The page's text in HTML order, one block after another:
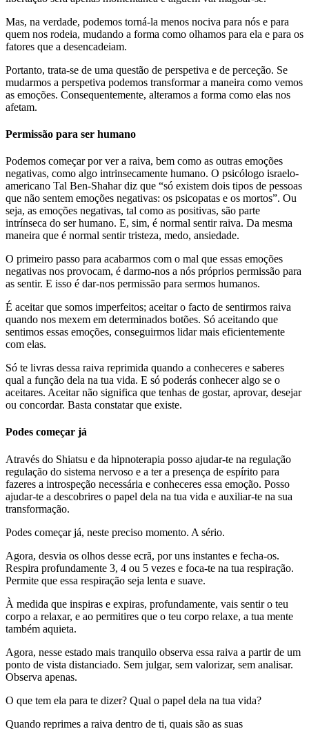
Mas, na verdade, podemos torná-la menos nociva para nós e para
quem nos rodeia, mudando a forma como olhamos para ela e para os
fatores que a desencadeiam.
Portanto, trata-se de uma questão de perspetiva e de perceção. Se
mudarmos a perspetiva podemos transformar a maneira como vemos
as emoções. Consequentemente, alteramos a forma como elas nos
afetam.
Permissão para ser humano
Podemos começar por ver a raiva, bem como as outras emoções
negativas, como algo intrinsecamente humano. O psicólogo israelo-
americano Tal Ben-Shahar diz que “só existem dois tipos de pessoas
que não sentem emoções negativas: os psicopatas e os mortos”. Ou
seja, as emoções negativas, tal como as positivas, são parte
intrínseca do ser humano. E, sim, é normal sentir raiva. Da mesma
maneira que é normal sentir tristeza, medo, ansiedade.
O primeiro passo para acabarmos com o mal que essas emoções
negativas nos provocam, é darmo-nos a nós próprios permissão para
as sentir. E isso é dar-nos permissão para sermos humanos.
É aceitar que somos imperfeitos; aceitar o facto de sentirmos raiva
quando nos mexem em determinados botões. Só aceitando que
sentimos essas emoções, conseguirmos lidar mais eficientemente
com elas.
Só te livras dessa raiva reprimida quando a conheceres e saberes
qual a função dela na tua vida. E só poderás conhecer algo se o
aceitares. Aceitar não significa que tenhas de gostar, aprovar, desejar
ou concordar. Basta constatar que existe.
Podes começar já
Através do Shiatsu e da hipnoterapia posso ajudar-te na regulação
regulação do sistema nervoso e a ter a presença de espírito para
fazeres a introspeção necessária e conheceres essa emoção. Posso
ajudar-te a descobrires o papel dela na tua vida e auxiliar-te na sua
transformação.
Podes começar já, neste preciso momento. A sério.
Agora, desvia os olhos desse ecrã, por uns instantes e fecha-os.
Respira profundamente 3, 4 ou 5 vezes e foca-te na tua respiração.
Permite que essa respiração seja lenta e suave.
À medida que inspiras e expiras, profundamente, vais sentir o teu
corpo a relaxar, e ao permitires que o teu corpo relaxe, a tua mente
também aquieta.
Agora, nesse estado mais tranquilo observa essa raiva a partir de um
ponto de vista distanciado. Sem julgar, sem valorizar, sem analisar.
Observa apenas.
O que tem ela para te dizer? Qual o papel dela na tua vida?
Quando reprimes a raiva dentro de ti, quais são as suas